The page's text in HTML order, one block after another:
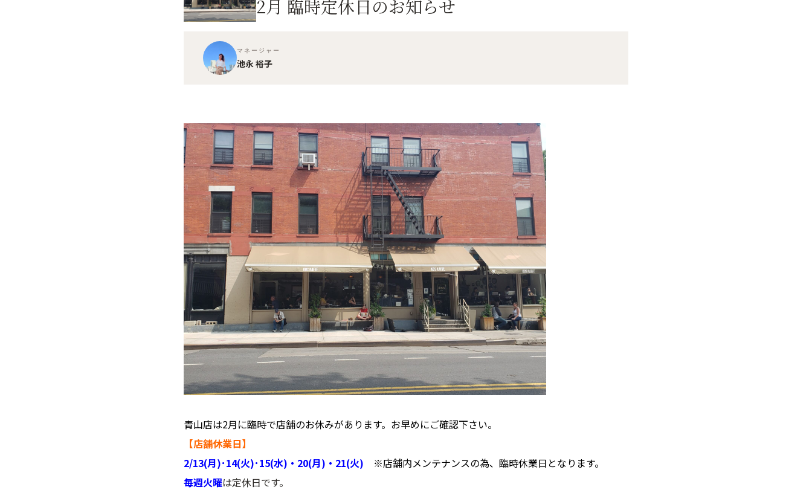
2月 臨時定休日のお知らせ
マネージャー
池永 裕子
青山店は2月に臨時で店舗のお休みがあります。お早めにご確認下さい。
【店舗休業日】
2/13(月)･14(火)･15(水)・20(月)・21(火)
※店舗内メンテナンスの為、臨時休業日となります。
毎週火曜は定休日です。